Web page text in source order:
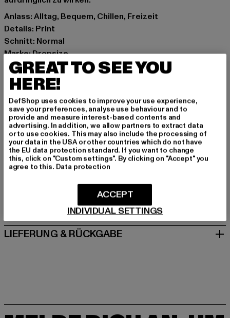
Anlass: Alltag, Bequem, Chillen, Freizeit
Details: Print
Schnitt: Normal
Marke: Dropsize
Kat.: T-Shirts
Farbe: rot
Hersteller Farbe: washed red
Materialzusammensetzung: 100% Baumwolle
Art.Nr: DS-TS-344-13023
Hersteller: Dropsize GmbH |management@dropsize.de
Motzener Straße 6 | 12277 Berlin | DE
GRÖSSE & PASSFORM
PFLEGEHINWEISE
LIEFERUNG & RÜCKGABE
GREAT TO SEE YOU
HERE!
DefShop uses cookies to improve your use experience,
save your preferences, analyse use behaviour and to
provide and measure interest-based contents and
advertising. In addition, we allow partners to extract data
or to use cookies. This may also include the processing of
your data in the USA or other countries which do not have
the EU data protection standard. If you want to change
this, click on "Custom settings". By clicking on "Accept" you
agree to this. Data protection
INDIVIDUAL SETTINGS
ACCEPT